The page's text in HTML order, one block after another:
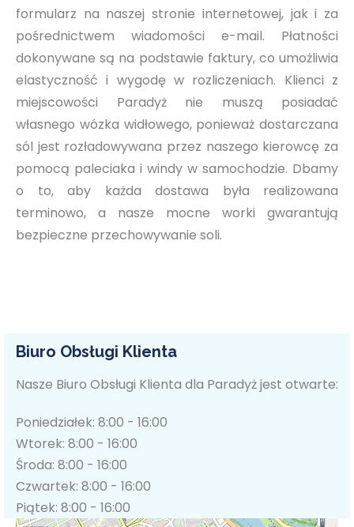
formularz na naszej stronie internetowej, jak i za
pośrednictwem wiadomości e-mail. Płatności
dokonywane są na podstawie faktury, co umożliwia
elastyczność i wygodę w rozliczeniach. Klienci z
miejscowości Paradyż nie muszą posiadać
własnego wózka widłowego, ponieważ dostarczana
sól jest rozładowywana przez naszego kierowcę za
pomocą paleciaka i windy w samochodzie. Dbamy
o to, aby każda dostawa była realizowana
terminowo, a nasze mocne worki gwarantują
bezpieczne przechowywanie soli.
Biuro Obsługi Klienta
Nasze Biuro Obsługi Klienta dla Paradyż jest otwarte:
Poniedziałek: 8:00 - 16:00
Wtorek: 8:00 - 16:00
Środa: 8:00 - 16:00
Czwartek: 8:00 - 16:00
Piątek: 8:00 - 16:00